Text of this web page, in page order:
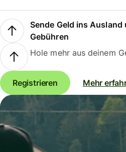
Sende Geld ins
Gebühren
Hole mehr aus deinem
Registrieren Mehr